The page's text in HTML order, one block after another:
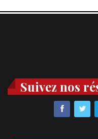
Suivez nos